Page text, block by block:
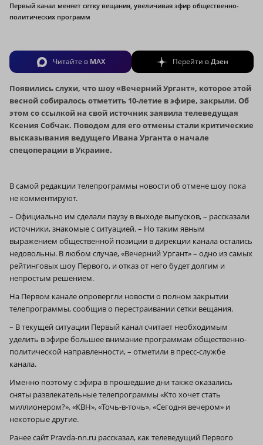
Первый канал меняет сетку вещания, увеличивая эфир общественно-
политических программ
Читайте в MAX Перейти вДзен
Появились слухи, что шоу «Вечерний Ургант», которое этой
весной собиралось отметить 10-летие в эфире, закрыли. Об
этом со ссылкой на свой источник заявила телеведущая
Ксения Собчак. Поводом для его отмены стали критические
высказывания ведущего Ивана Урганта о начале
спецоперации в Украине.
В самой редакции телепрограммы новости об отмене шоу пока
не комментируют.
– Официально им сделали паузу в выходе выпусков, – рассказали
источники, знакомые с ситуацией. – Но таким явным
выражением общественной позиции в дирекции канала остались
недовольны. В любом случае, «Вечерний Ургант» – одно из самых
рейтинговых шоу Первого, и отказ от него будет долгим и
непростым решением.
На Первом канале опровергли новости о полном закрытии
телепрограммы, сообщив о перестраивании сетки вещания.
– В текущей ситуации Первый канал считает необходимым
уделить в эфире большее внимание программам общественно-
политической направленности, – отметили в пресс-службе
канала.
Именно поэтому с эфира в прошедшие дни также оказались
сняты развлекательные телепрограммы «Кто хочет стать
миллионером?», «КВН», «Точь-в-точь», «Сегодня вечером» и
некоторые другие.
Ранее сайт Pravda-nn.ru рассказал, как телеведущий Первого